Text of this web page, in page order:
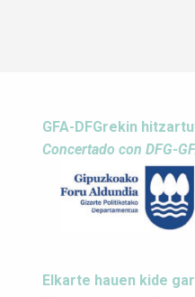
GFA-DFGrekin
Concertado con DFG-
Elkarte hauen